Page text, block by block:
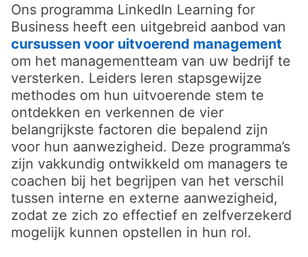
Ons programma LinkedIn Learning for
Business heeft een uitgebreid aanbod van
cursussen voor uitvoerend management
om het managementteam van uw bedrijf te
versterken. Leiders leren stapsgewijze
methodes om hun uitvoerende stem te
ontdekken en verkennen de vier
belangrijkste factoren die bepalend zijn
voor hun aanwezigheid. Deze programma’s
zijn vakkundig ontwikkeld om managers te
coachen bij het begrijpen van het verschil
tussen interne en externe aanwezigheid,
zodat ze zich zo effectief en zelfverzekerd
mogelijk kunnen opstellen in hun rol.